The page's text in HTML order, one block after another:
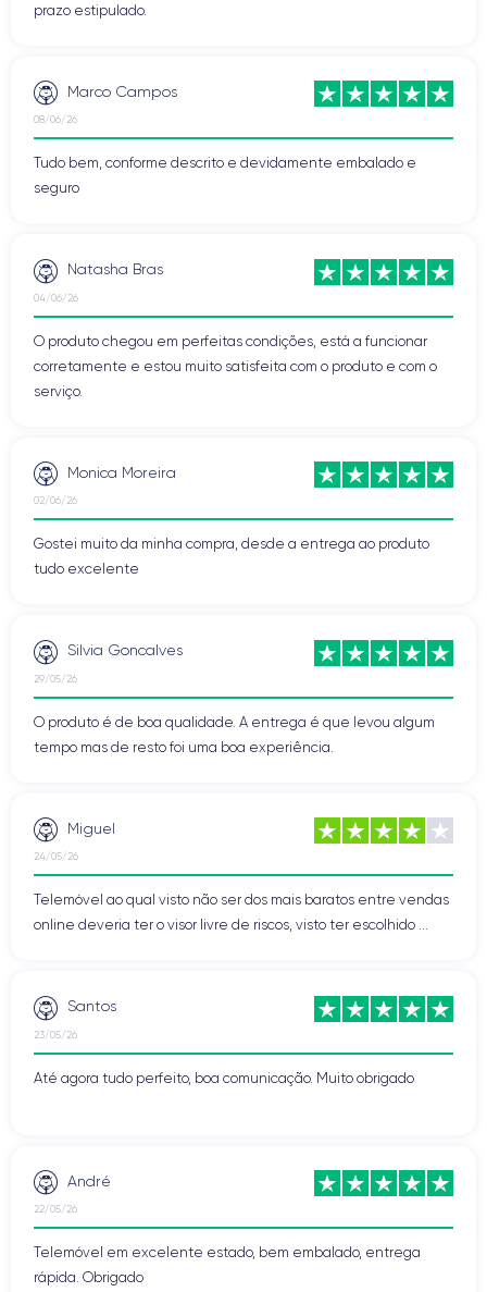
prazo estipulado.
Marco Campos
08/06/26
Tudo bem, conforme descrito e devidamente embalado e
seguro
Natasha Bras
04/06/26
O produto chegou em perfeitas condições, está a funcionar
corretamente e estou muito satisfeita com o produto e com o
serviço.
Monica Moreira
02/06/26
Gostei muito da minha compra, desde a entrega ao produto
tudo excelente
Silvia Goncalves
29/05/26
O produto é de boa qualidade. A entrega é que levou algum
tempo mas de resto foi uma boa experiência.
Miguel
24/05/26
Telemóvel ao qual visto não ser dos mais baratos entre vendas
online deveria ter o visor livre de riscos, visto ter escolhido ...
Santos
23/05/26
Até agora tudo perfeito, boa comunicação. Muito obrigado
André
22/05/26
Telemóvel em excelente estado, bem embalado, entrega
rápida. Obrigado